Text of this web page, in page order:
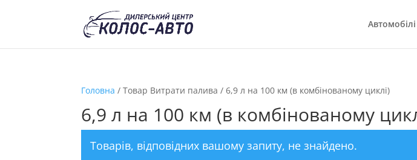
Автомобілі
Головна / Товар Витрати палива / 6,9 л на 100 км (в комбінованому циклі)
6,9 л на 100 км (в комбінованому
Товарів, відповідних вашому запиту, не знайдено.